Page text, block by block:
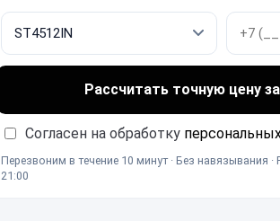
Рассчитать точную цену
Согласен на обработку
Перезвоним в течение 10 минут · Без навязывания
21:00